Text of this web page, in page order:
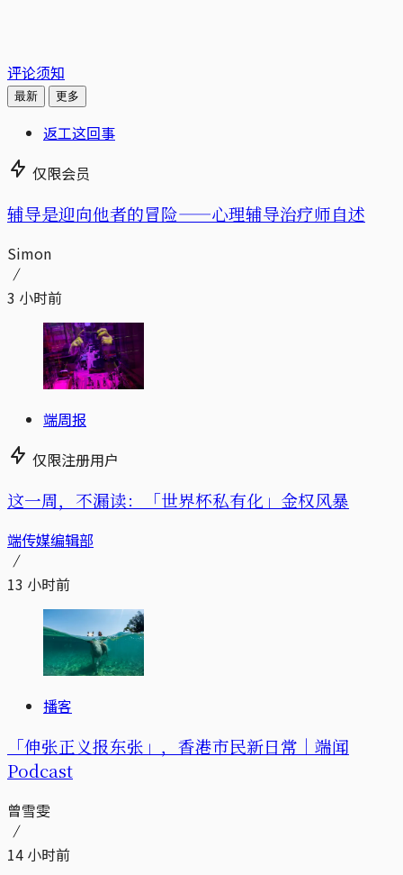
评论须知
最新 更多
返工这回事
仅限会员
辅导是迎向他者的冒险——心理辅导治疗师自述
Simon
3 小时前
端周报
仅限注册用户
这一周，不漏读：「世界杯私有化」金权风暴
端传媒编辑部
13 小时前
播客
「伸张正义报东张」，香港市民新日常｜端闻
Podcast
曾雪雯
14 小时前